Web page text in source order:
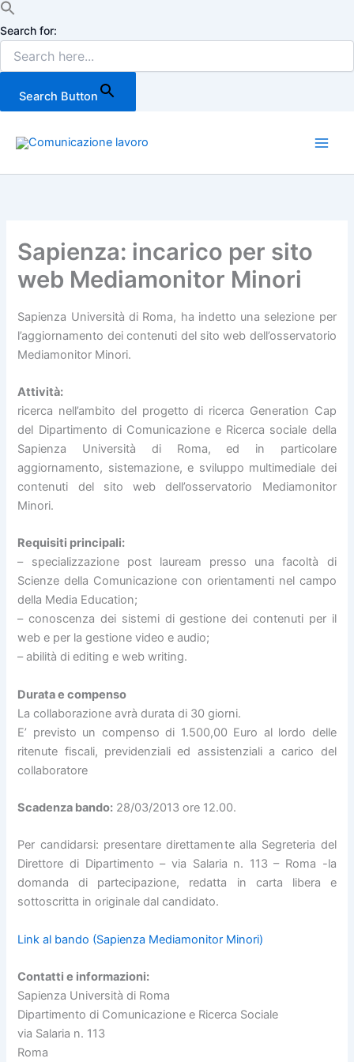
Search for:
Search Button
Sapienza: incarico per sito
web Mediamonitor Minori
Sapienza Università di Roma, ha indetto una selezione per
l’aggiornamento dei contenuti del sito web dell’osservatorio
Mediamonitor Minori.
Attività:
ricerca nell’ambito del progetto di ricerca Generation Cap
del Dipartimento di Comunicazione e Ricerca sociale della
Sapienza Università di Roma, ed in particolare
aggiornamento, sistemazione, e sviluppo multimediale dei
contenuti del sito web dell’osservatorio Mediamonitor
Minori.
Requisiti principali:
– specializzazione post lauream presso una facoltà di
Scienze della Comunicazione con orientamenti nel campo
della Media Education;
– conoscenza dei sistemi di gestione dei contenuti per il
web e per la gestione video e audio;
– abilità di editing e web writing.
Durata e compenso
La collaborazione avrà durata di 30 giorni.
E’ previsto un compenso di 1.500,00 Euro al lordo delle
ritenute fiscali, previdenziali ed assistenziali a carico del
collaboratore
Scadenza bando: 28/03/2013 ore 12.00.
Per candidarsi: presentare direttamente alla Segreteria del
Direttore di Dipartimento – via Salaria n. 113 – Roma -la
domanda di partecipazione, redatta in carta libera e
sottoscritta in originale dal candidato.
Link al bando (Sapienza Mediamonitor Minori)
Contatti e informazioni:
Sapienza Università di Roma
Dipartimento di Comunicazione e Ricerca Sociale
via Salaria n. 113
Roma